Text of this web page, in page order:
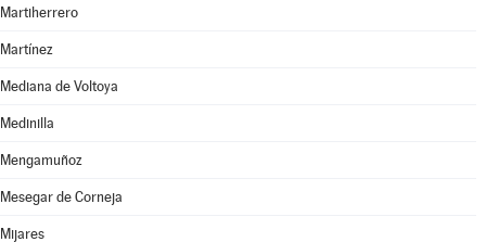
Martiherrero
Martínez
Mediana de Voltoya
Medinilla
Mengamuñoz
Mesegar de Corneja
Mijares